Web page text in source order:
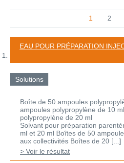
1 2
EAU POUR PRÉPARATION
Solutions
Boîte de 50 ampoules
ampoules polypropylène de 10
polypropylène de 20 ml
Solvant pour préparation
ml et 20 ml Boîtes de 50
aux collectivités Boîtes de 20 [...]
> Voir le résultat